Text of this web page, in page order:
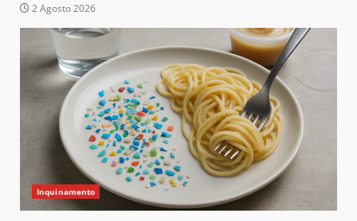
2 Agosto 2026
Inquinamento